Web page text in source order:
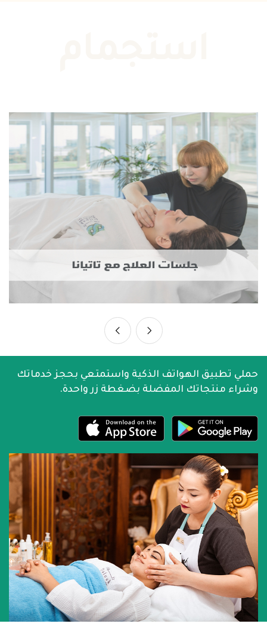
حملي تطبيق الهواتف الذكية واستمتعي بحجز خدماتك
وشراء منتجاتك المفضلة بضغطة زر واحدة.